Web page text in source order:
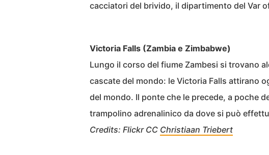
cacciatori del brivido, il dipartimento del Var
Victoria Falls (Zambia e Zimbabwe)
Lungo il corso del fiume Zambesi si trovano
cascate del mondo: le Victoria Falls attirano
del mondo. Il ponte che le precede, a poche
trampolino adrenalinico da dove si può
Credits: Flickr CC Christiaan Triebert